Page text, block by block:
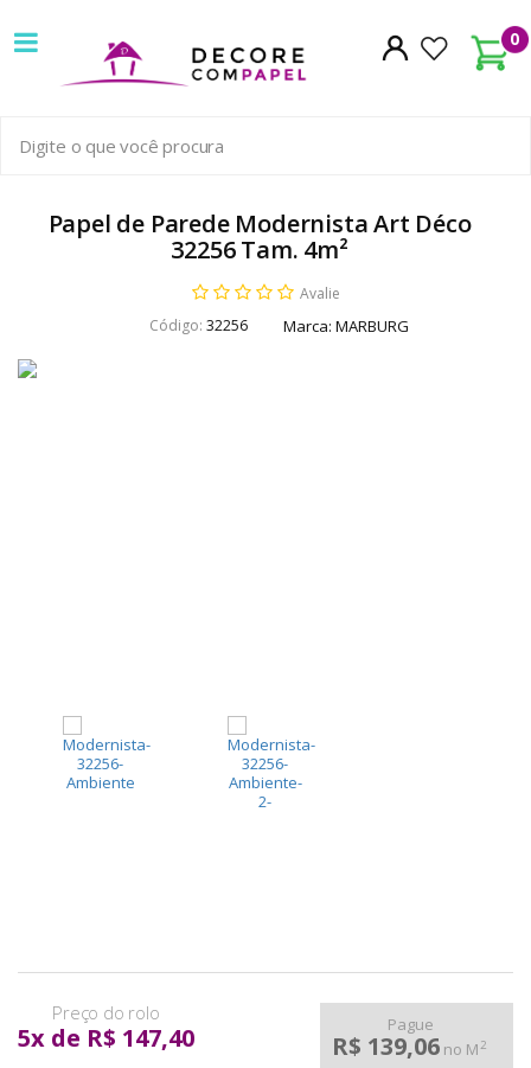
0
Decore
com
papel
pioneira
venda
Papel de Parede Modernista Art Déco
32256 Tam. 4m²
Avalie
Código: 32256 Marca: MARBURG
5x de R$ 147,40 Pague
R$ 139,06 no M2